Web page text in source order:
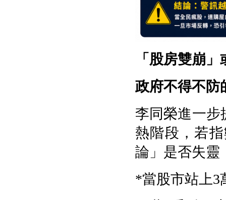
「股房雙崩
政府不得不防
李同榮進一步
熱階段，若
論」是否失靈
*當股市站上3